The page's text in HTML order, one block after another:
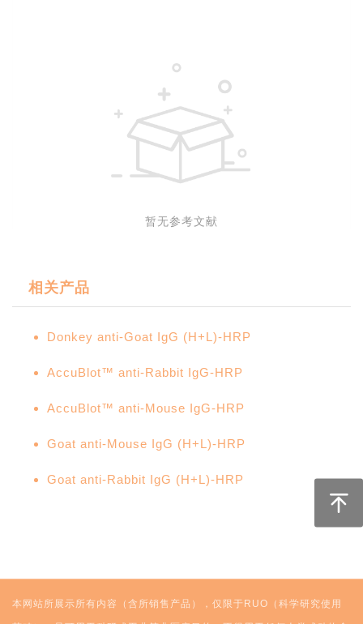
暂无参考文献
相关产品
Donkey anti-Goat IgG (H+L)-HRP
AccuBlot™ anti-Rabbit IgG-HRP
AccuBlot™ anti-Mouse IgG-HRP
Goat anti-Mouse IgG (H+L)-HRP
Goat anti-Rabbit IgG (H+L)-HRP
本网站所展示所有内容（含所销售产品），仅限于RUO（科学研究使用